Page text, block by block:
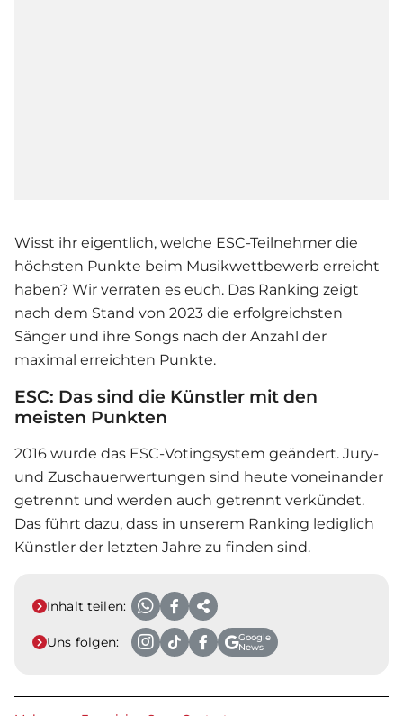
Wisst ihr eigentlich, welche ESC-Teilnehmer die
höchsten Punkte beim Musikwettbewerb erreicht
haben? Wir verraten es euch. Das Ranking zeigt
nach dem Stand von 2023 die erfolgreichsten
Sänger und ihre Songs nach der Anzahl der
maximal erreichten Punkte.
ESC: Das sind die Künstler mit den
meisten Punkten
2016 wurde das ESC-Votingsystem geändert. Jury-
und Zuschauerwertungen sind heute voneinander
getrennt und werden auch getrennt verkündet.
Das führt dazu, dass in unserem Ranking lediglich
Künstler der letzten Jahre zu finden sind.
Inhalt teilen:
Uns folgen:
Google
News